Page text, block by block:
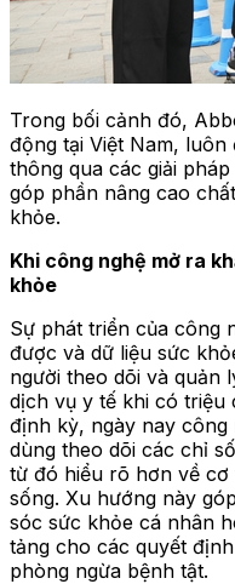
Trong bối cảnh đó,
động tại Việt Nam,
thông qua các giải
góp phần nâng cao
khỏe.
Khi công nghệ mở ra
khỏe
Sự phát triển của công
được và dữ liệu sức
người theo dõi và quản
dịch vụ y tế khi có triệu
định kỳ, ngày nay công
dùng theo dõi các chỉ
từ đó hiểu rõ hơn về
sống. Xu hướng này
sóc sức khỏe cá nhân
tảng cho các quyết
phòng ngừa bệnh tật.